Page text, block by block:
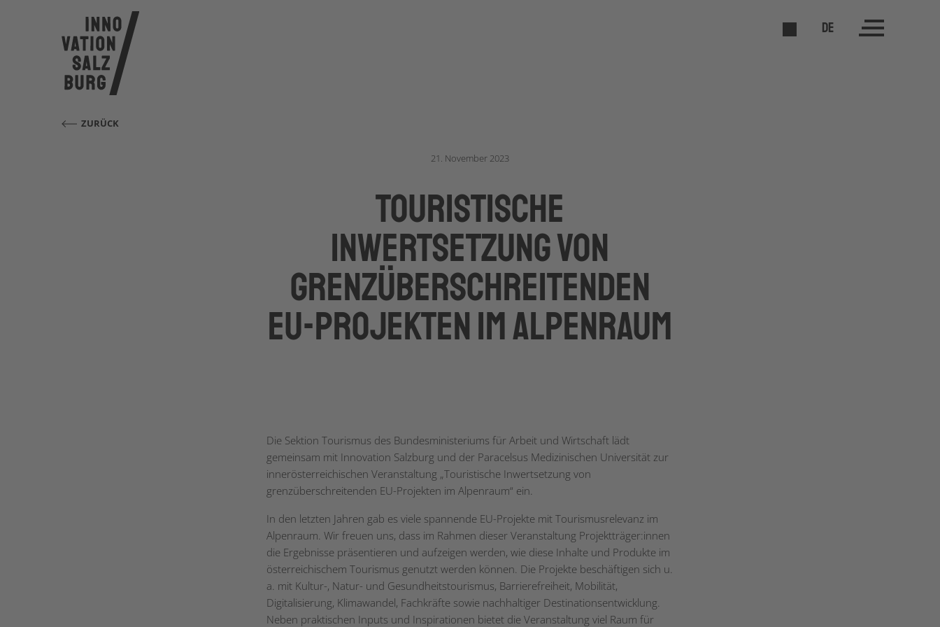
DE
ZURÜCK
21. November 2023
Touristische
Inwertsetzung von
grenzüberschreitenden
EU-Projekten im Alpenraum
Die Sektion Tourismus des Bundesministeriums für Arbeit und Wirtschaft lädt
gemeinsam mit Innovation Salzburg und der Paracelsus Medizinischen Universität zur
innerösterreichischen Veranstaltung „Touristische Inwertsetzung von
grenzüberschreitenden EU-Projekten im Alpenraum“ ein.
In den letzten Jahren gab es viele spannende EU-Projekte mit Tourismusrelevanz im
Alpenraum. Wir freuen uns, dass im Rahmen dieser Veranstaltung Projektträger:innen
die Ergebnisse präsentieren und aufzeigen werden, wie diese Inhalte und Produkte im
österreichischem Tourismus genutzt werden können. Die Projekte beschäftigen sich u.
a. mit Kultur-, Natur- und Gesundheitstourismus, Barrierefreiheit, Mobilität,
Digitalisierung, Klimawandel, Fachkräfte sowie nachhaltiger Destinationsentwicklung.
Neben praktischen Inputs und Inspirationen bietet die Veranstaltung viel Raum für